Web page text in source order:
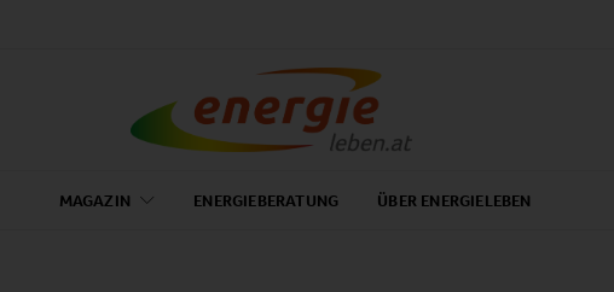
MAGAZIN ENERGIEBERATUNG ÜBER ENERGIELEBEN